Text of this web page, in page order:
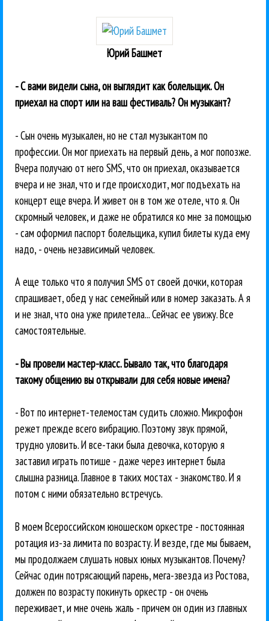
Юрий Башмет
- С вами видели сына, он выглядит как болельщик. Он
приехал на спорт или на ваш фестиваль? Он музыкант?
- Сын очень музыкален, но не стал музыкантом по
профессии. Он мог приехать на первый день, а мог попозже.
Вчера получаю от него SMS, что он приехал, оказывается
вчера и не знал, что и где происходит, мог подъехать на
концерт еще вчера. И живет он в том же отеле, что я. Он
скромный человек, и даже не обратился ко мне за помощью
- сам оформил паспорт болельщика, купил билеты куда ему
надо, - очень независимый человек.
А еще только что я получил SMS от своей дочки, которая
спрашивает, обед у нас семейный или в номер заказать. А я
и не знал, что она уже прилетела... Сейчас ее увижу. Все
самостоятельные.
- Вы провели мастер-класс. Бывало так, что благодаря
такому общению вы открывали для себя новые имена?
- Вот по интернет-телемостам судить сложно. Микрофон
режет прежде всего вибрацию. Поэтому звук прямой,
трудно уловить. И все-таки была девочка, которую я
заставил играть потише - даже через интернет была
слышна разница. Главное в таких мостах - знакомство. И я
потом с ними обязательно встречусь.
В моем Всероссийском юношеском оркестре - постоянная
ротация из-за лимита по возрасту. И везде, где мы бываем,
мы продолжаем слушать новых юных музыкантов. Почему?
Сейчас один потрясающий парень, мега-звезда из Ростова,
должен по возрасту покинуть оркестр - он очень
переживает, и мне очень жаль - причем он один из главных